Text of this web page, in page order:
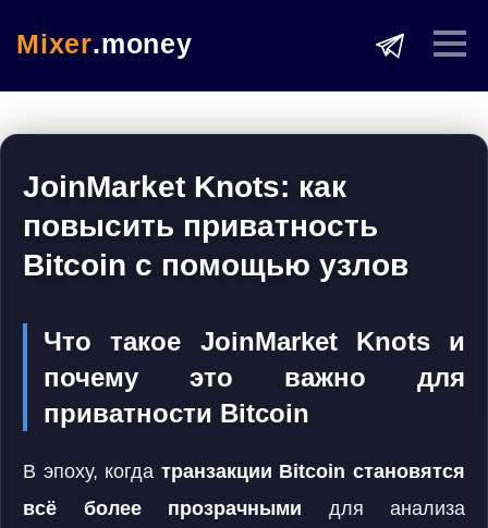
Mixer.money
JoinMarket Knots: как
повысить приватность
Bitcoin с помощью узлов
Что такое JoinMarket Knots и
почему это важно для
приватности Bitcoin
В эпоху, когда транзакции Bitcoin становятся
всё более прозрачными для анализа